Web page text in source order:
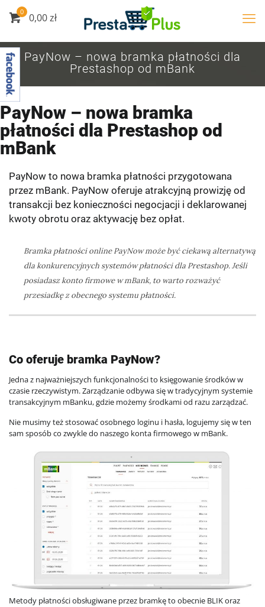
0 0,00zł
PayNow – nowa bramka płatności dla
Prestashop od mBank
PayNow – nowa bramka
płatności dla Prestashop od
mBank
PayNow to nowa bramka płatności przygotowana
przez mBank. PayNow oferuje atrakcyjną prowizję od
transakcji bez konieczności negocjacji i deklarowanej
kwoty obrotu oraz aktywację bez opłat.
Bramka płatności online PayNow może być ciekawą alternatywą
dla konkurencyjnych systemów płatności dla Prestashop. Jeśli
posiadasz konto firmowe w mBank, to warto rozważyć
przesiadkę z obecnego systemu płatności.
Co oferuje bramka PayNow?
Jedna z najważniejszych funkcjonalności to księgowanie środków w
czasie rzeczywistym. Zarządzanie odbywa się w tradycyjnym systemie
transakcyjnym mBanku, gdzie możemy środkami od razu zarządzać.
Nie musimy też stosować osobnego loginu i hasła, logujemy się w ten
sam sposób co zwykle do naszego konta firmowego w mBank.
Metody płatności obsługiwane przez bramkę to obecnie BLIK oraz